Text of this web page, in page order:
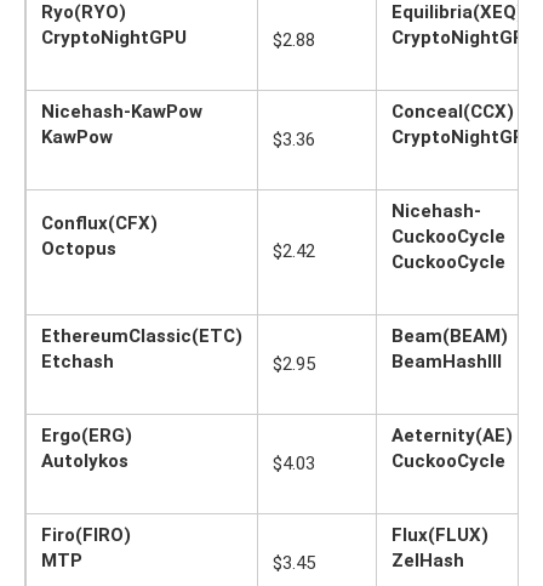
Ryo(RYO)
CryptoNightGPU
$2.88
Equilibria(XEQ)
CryptoNightGPU
Nicehash-KawPow
KawPow
$3.36
Conceal(CCX)
CryptoNightGPU
Conflux(CFX)
Octopus
$2.42
Nicehash-
CuckooCycle
CuckooCycle
EthereumClassic(ETC)
Etchash
$2.95
Beam(BEAM)
BeamHashIII
Ergo(ERG)
Autolykos
$4.03
Aeternity(AE)
CuckooCycle
Firo(FIRO)
MTP
$3.45
Flux(FLUX)
ZelHash